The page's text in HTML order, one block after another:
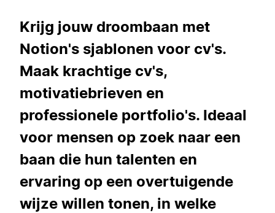
Krijg jouw droombaan met
Notion's sjablonen voor cv's.
Maak krachtige cv's,
motivatiebrieven en
professionele portfolio's. Ideaal
voor mensen op zoek naar een
baan die hun talenten en
ervaring op een overtuigende
wijze willen tonen, in welke